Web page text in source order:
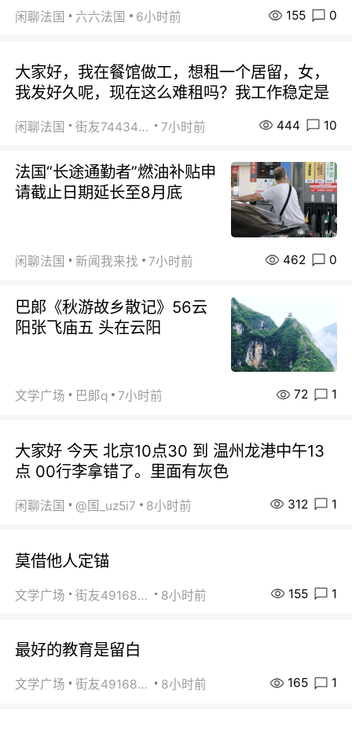
闲聊法国 六六法国 6小时前 155 0
大家好，我在餐馆做工，想租一个居留，女，
我发好久呢，现在这么难租吗？我工作稳定是
闲聊法国 街友74434350 7小时前 444 10
法国“长途通勤者”燃油补贴申
请截止日期延长至8月底
闲聊法国 新闻我来找 7小时前 462 0
巴郞《秋游故乡散记》56云
阳张飞庙五 头在云阳
文学广场 巴郞q 7小时前 72 1
大家好 今天 北京10点30 到 温州龙港中午13
点 00行李拿错了。里面有灰色
闲聊法国 @国_uz5i7 8小时前 312 1
莫借他人定锚
文学广场 街友49168527 8小时前 155 1
最好的教育是留白
文学广场 街友49168527 8小时前 165 1